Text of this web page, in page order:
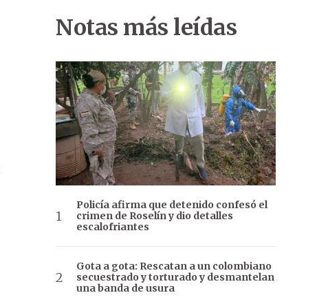
Notas más leídas
Policía afirma que detenido confesó el
crimen de Roselín y dio detalles
escalofriantes
Gota a gota: Rescatan a un colombiano
secuestrado y torturado y desmantelan
una banda de usura